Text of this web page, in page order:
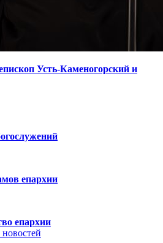
Усть-Каменогорский и
епархии
епархии